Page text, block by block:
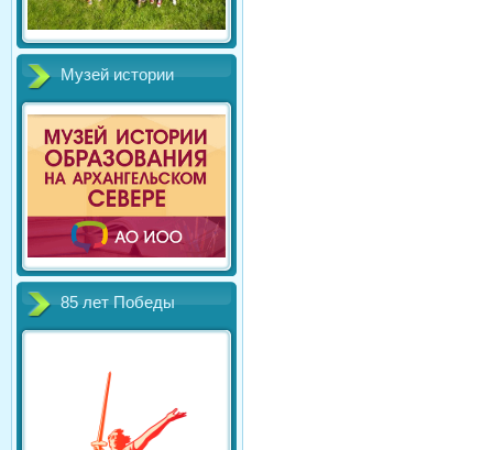
Музей истории
85 лет Победы